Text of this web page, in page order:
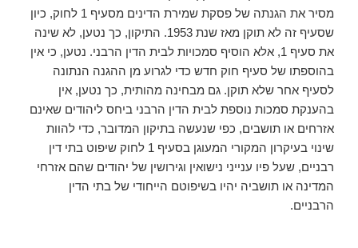
מסיר את הגנתה של פסקת שמירת הדינים מסעיף 1 לחוק, כיון
שסעיף זה לא תוקן מאז שנת 1953. התיקון, כך נטען, לא שינה
את סעיף 1, אלא הוסיף סמכויות לבית הדין הרבני. נטען, כי אין
בהוספתו של סעיף חוק חדש כדי לגרוע מן ההגנה הנתונה
לסעיף אחר שלא תוקן. גם מבחינה מהותית, כך נטען, אין
בהענקת סמכות נוספת לבית הדין הרבני ביחס ליהודים שאינם
אזרחים או תושבים, כפי שנעשה בתיקון המדובר, כדי להוות
שינוי בעיקרון המקורי המעוגן בסעיף 1 לחוק שיפוט בתי דין
רבניים, שעל פיו ענייני נישואין וגירושין של יהודים שהם אזרחי
המדינה או תושביה יהיו בשיפוטם הייחודי של בתי הדין
הרבניים.